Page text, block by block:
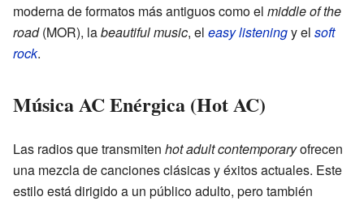
moderna de formatos más antiguos como el middle of the
road(MOR), labeautiful music, el easy listeningy el soft
rock.
Música AC Enérgica (Hot AC)
Las radios que transmiten hot adult contemporaryofrecen
una mezcla de canciones clásicas y éxitos actuales. Este
estilo está dirigido a un público adulto, pero también